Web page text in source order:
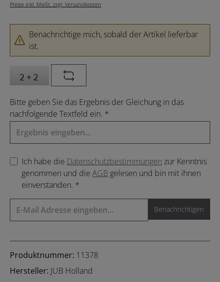
Preise inkl. MwSt. zzgl. Versandkosten
Benachrichtige mich, sobald der Artikel lieferbar
ist.
Bitte geben Sie das Ergebnis der Gleichung in das
nachfolgende Textfeld ein. *
Ich habe die Datenschutzbestimmungen zur Kenntnis
genommen und die AGB gelesen und bin mit ihnen
einverstanden. *
Benachrichtigen
Produktnummer: 11378
Hersteller: JUB Holland